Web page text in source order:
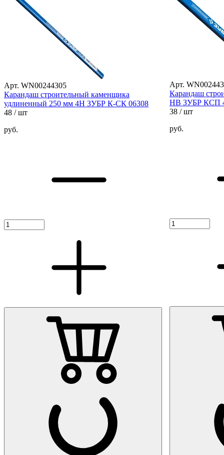
Арт. WN00244305
Карандаш строительный каменщика
удлиненный 250 мм 4H ЗУБР К-СК 06308
48 / шт
руб.
Арт.
Карандаш
HB ЗУБР КСП
38 / шт
руб.